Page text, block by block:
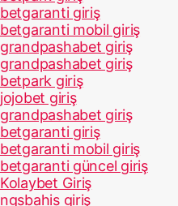
betgaranti giriş
betgaranti mobil giriş
grandpashabet giriş
grandpashabet giriş
betpark giriş
jojobet giriş
grandpashabet giriş
betgaranti giriş
betgaranti mobil giriş
betgaranti güncel giriş
Kolaybet Giriş
ngsbahis giriş